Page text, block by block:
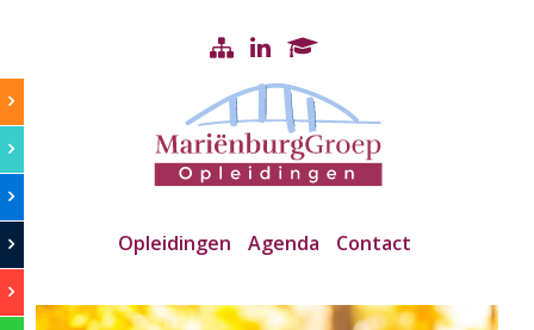
Opleidingen Agenda Contact